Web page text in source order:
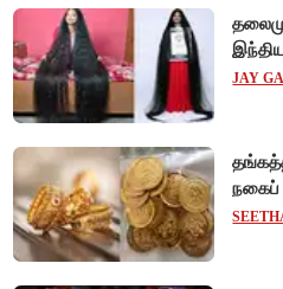
JAY
நகைப்